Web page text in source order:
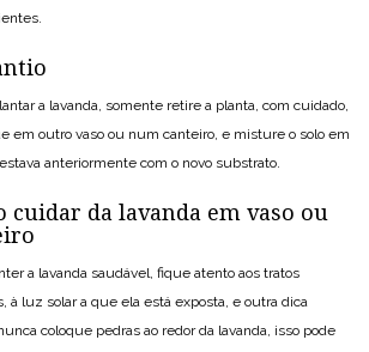
a lavanda, somente retire a planta, com cuidado,
em outro vaso ou num canteiro, e misture o solo em
anteriormente com o novo substrato.
cuidar da lavanda em vaso ou
a lavanda saudável, fique atento aos tratos
à luz solar a que ela está exposta, e outra dica
coloque pedras ao redor da lavanda, isso pode